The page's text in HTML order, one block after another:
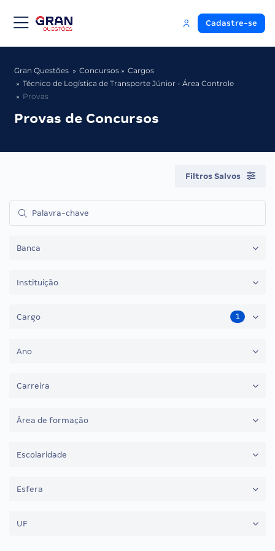
Cadastre-se
Gran Questões Concursos
Cargos
Técnico de Logística de Transporte Júnior - Área Controle
Provas
Provas de Concursos
Filtros Salvos
Banca
Instituição
Cargo 1
Ano
Carreira
Área de formação
Escolaridade
Esfera
UF